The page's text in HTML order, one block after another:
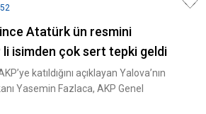
Atatürk ün resmini
li isimden çok sert tepki geldi
katıldığını açıklayan Yalova’nın
Yasemin Fazlaca, AKP Genel